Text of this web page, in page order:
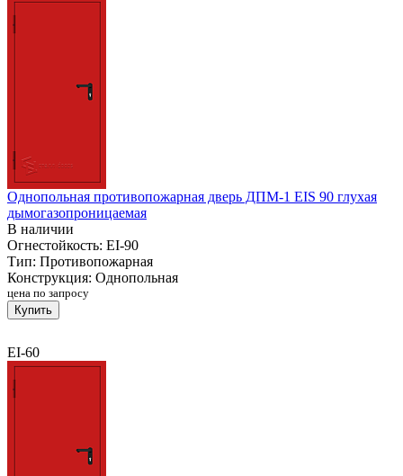
Однопольная противопожарная дверь ДПМ-1 EIS 90 глухая
дымогазопроницаемая
В наличии
Огнестойкость: EI-90
Тип: Противопожарная
Конструкция: Однопольная
цена по запросу
Купить
EI-60